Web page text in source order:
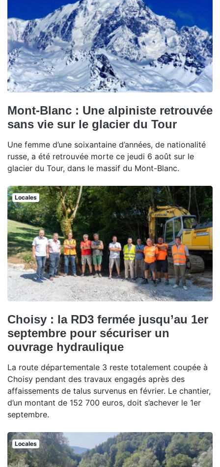
Mont-Blanc : Une alpiniste retrouvée
sans vie sur le glacier du Tour
Une femme d’une soixantaine d’années, de nationalité
russe, a été retrouvée morte ce jeudi 6 août sur le
glacier du Tour, dans le massif du Mont-Blanc.
Locales
Choisy : la RD3 fermée jusqu’au 1er
septembre pour sécuriser un
ouvrage hydraulique
La route départementale 3 reste totalement coupée à
Choisy pendant des travaux engagés après des
affaissements de talus survenus en février. Le chantier,
d’un montant de 152 700 euros, doit s’achever le 1er
septembre.
Locales